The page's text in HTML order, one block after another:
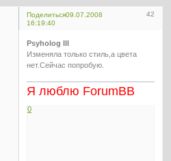
Поделиться 42
09.07.2008
16:19:40
Psyholog III
Изменяла только стиль,а цвета
нет.Сейчас попробую.
Я люблю ForumBB
0